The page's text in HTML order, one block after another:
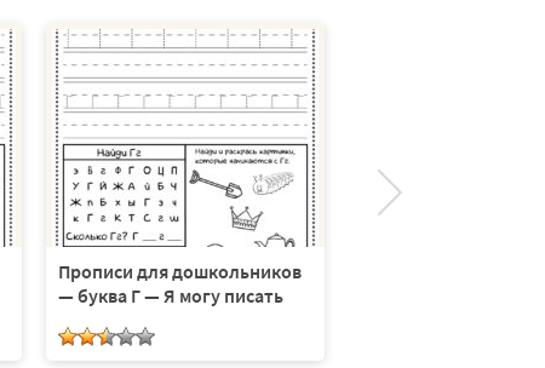
Прописи для дошкольников
— буква Г — Я могу писать